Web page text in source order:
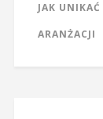
JAK
ARANŻACJI